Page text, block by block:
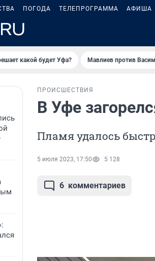
ПОГОДА ТЕЛЕПРОГРАММА АФИША
какой будет Уфа? Мавлиев против
ПРОИСШЕСТВИЯ
В Уфе
Пламя удалось
5 июля 2023, 17:50 5 128
6 комментариев